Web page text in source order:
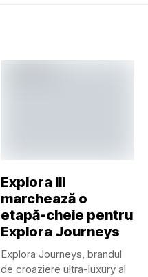
Explora III
marchează o
etapă-cheie pentru
Explora Journeys
Explora Journeys, brandul
de croaziere ultra-luxury al